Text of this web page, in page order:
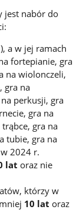
jest nabór do
a w jej ramach
fortepianie, gra
na wiolonczeli,
gra na
perkusji, gra
gra na
gra na
tubie, gra na
2024 r.
lat oraz nie
którzy w
10 lat oraz